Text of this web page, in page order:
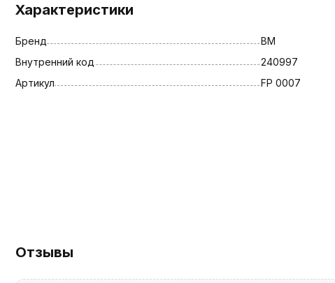
Характеристики
Бренд
BM
Внутренний код
240997
Артикул
FP 0007
Отзывы